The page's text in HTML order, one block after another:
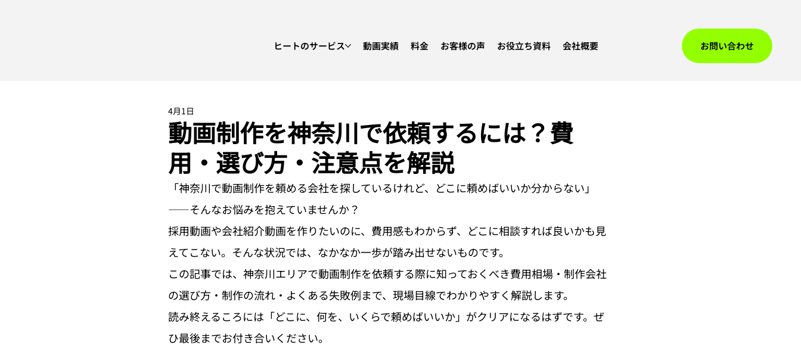
お問い合わせ
ヒートのサービス 動画実績 料金 お客様の声 お役立ち資料 会社概要
動画制作を神奈川で依頼するには？費
用・選び方・注意点を解説
4月1日
「神奈川で動画制作を頼める会社を探しているけれど、どこに頼めばいいか分からない」
——そんなお悩みを抱えていませんか？
採用動画や会社紹介動画を作りたいのに、費用感もわからず、どこに相談すれば良いかも見
えてこない。そんな状況では、なかなか一歩が踏み出せないものです。
この記事では、神奈川エリアで動画制作を依頼する際に知っておくべき費用相場・制作会社
の選び方・制作の流れ・よくある失敗例まで、現場目線でわかりやすく解説します。
読み終えるころには「どこに、何を、いくらで頼めばいいか」がクリアになるはずです。ぜ
ひ最後までお付き合いください。